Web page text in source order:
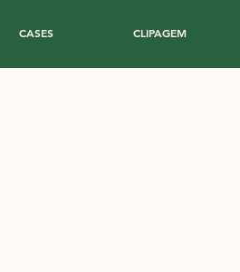
CASES CLIPAGEM